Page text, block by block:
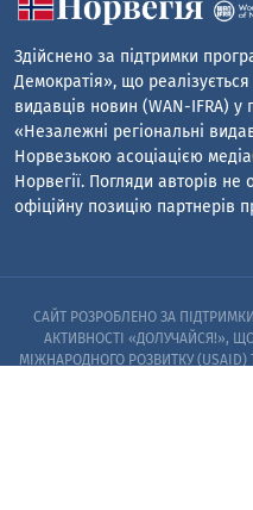
Здійснено за підтримки
Демократія», що
видавців новин (WAN-IFRA) у
«Незалежні регіональні
Норвезькою асоціацією
Норвегії. Погляди авторів
офіційну позицію партнерів
САЙТ РОЗРОБЛЕНО ЗА
АКТИВНОСТІ «ДОЛУЧАЙСЯ!»,
МІЖНАРОДНОГО РОЗВИТКУ (USAID)